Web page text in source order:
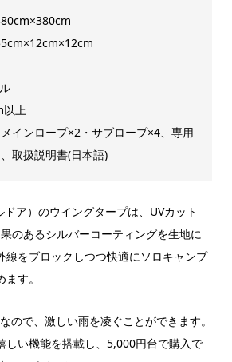
以上
インロープ×2・サブロープ×4、専用
取扱説明書(日本語)
ドア）のウイングタープは、UVカット
果のあるシルバーコーティングを生地に
線をブロックしつつ快適にソロキャンプ
す。
ので、激しい雨を凌ぐことができます。
しい機能を搭載し、5,000円台で購入で